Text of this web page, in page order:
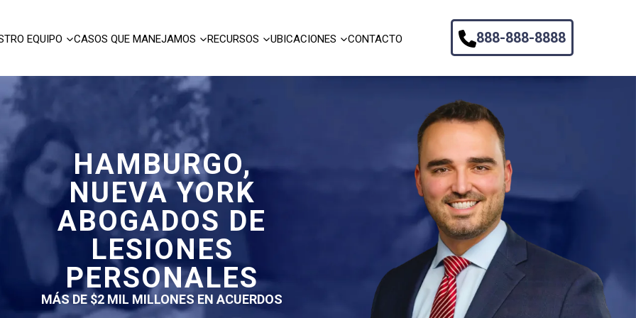
EQUIPO CASOS QUE MANEJAMOS RECURSOS UBICACIONES CONTACTO 888-888-8888
HAMBURGO,
NUEVA YORK
ABOGADOS DE
LESIONES
PERSONALES
MÁS DE $2 MIL MILLONES EN ACUERDOS